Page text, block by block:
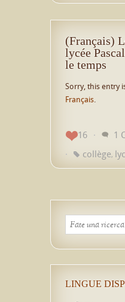
(Français)
lycée
le temps
Sorry, this entry
Français
16
1
collège,
LINGUE